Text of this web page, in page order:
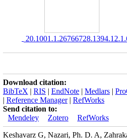
Download citation:
BibTeX | RIS | EndNote | Medlars |
| Reference Manager| RefWorks
Send citation to:
Mendeley
Zotero RefWorks
Keshavarz G, Nazari, Ph. D. A,